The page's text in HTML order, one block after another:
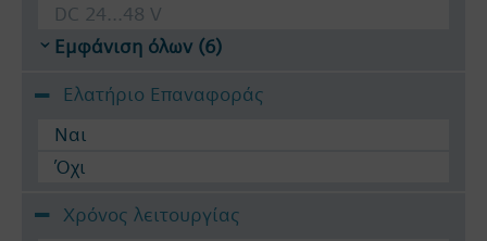
DC 24...48 V
Εμφάνιση όλων (6)
Ελατήριο Επαναφοράς
Ναι
Όχι
Χρόνος λειτουργίας